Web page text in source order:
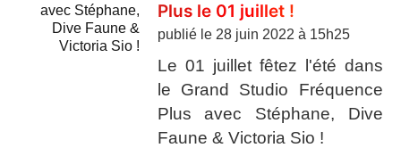
Plus le 01 juillet !
publié le 28 juin 2022 à 15h25
Le 01 juillet fêtez l'été dans
le Grand Studio Fréquence
Plus avec Stéphane, Dive
Faune & Victoria Sio !